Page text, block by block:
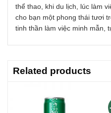
thể thao, khi du lịch, lúc làm
cho bạn một phong thái tươi
tinh thần làm việc minh mẫn,
Related products